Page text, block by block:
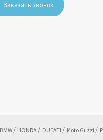
Заказать звонок
BMW HONDA DUCATI Moto Guzzi